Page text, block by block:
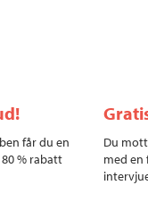
får du en
% rabatt
Du
med en